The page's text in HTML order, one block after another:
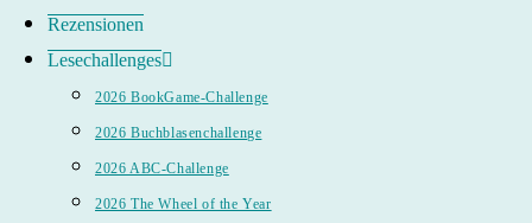
Rezensionen
Lesechallenges
2026 BookGame-Challenge
2026 Buchblasenchallenge
2026 ABC-Challenge
2026 The Wheel of the Year